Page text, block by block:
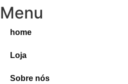
Menu
home
Loja
Sobre nós